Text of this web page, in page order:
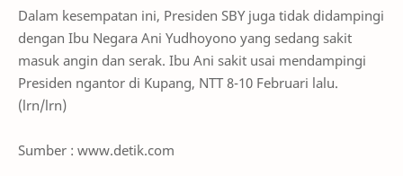
Dalam kesempatan ini, Presiden SBY juga tidak didampingi
dengan Ibu Negara Ani Yudhoyono yang sedang sakit
masuk angin dan serak. Ibu Ani sakit usai mendampingi
Presiden ngantor di Kupang, NTT 8-10 Februari lalu.
(lrn/lrn)
Sumber : www.detik.com